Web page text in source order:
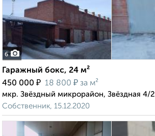
6
Гаражный бокс, 24 м²
450 000 ₽ 18 800 ₽ за м²
мкр. Звёздный микрорайон, Звёздная 4/2
Собственник, 15.12.2020